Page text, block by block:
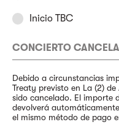
Inicio TBC
CONCIERTO
Debido a circunstancias
Treaty previsto en La (2)
sido cancelado. El importe
devolverá
el mismo método de pago